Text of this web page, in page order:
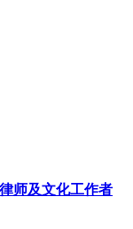
师及文化工作者